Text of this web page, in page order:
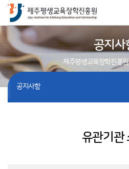
공지사
제주평생교육장학진흥
공지사항
유관기관